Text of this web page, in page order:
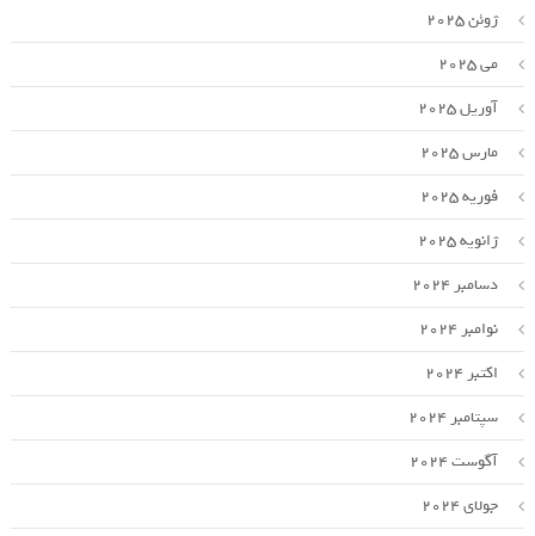
ژوئن 2025
می 2025
آوریل 2025
مارس 2025
فوریه 2025
ژانویه 2025
دسامبر 2024
نوامبر 2024
اکتبر 2024
سپتامبر 2024
آگوست 2024
جولای 2024